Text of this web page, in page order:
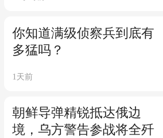
你知道满级侦察兵到底有
多猛吗？
1天前
朝鲜导弹精锐抵达俄边
境，乌方警告参战将全歼